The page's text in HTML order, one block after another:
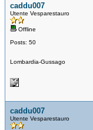
caddu007
Utente Vesparestauro
Offline
Posts: 50
Lombardia-Gussago
caddu007
Utente Vesparestauro